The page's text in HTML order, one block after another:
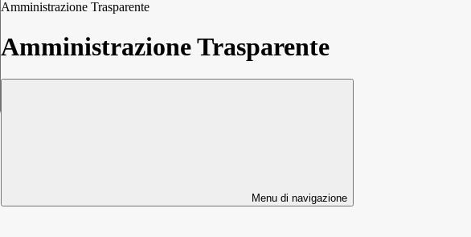
Amministrazione Trasparente
Amministrazione Trasparente
Menu di navigazione